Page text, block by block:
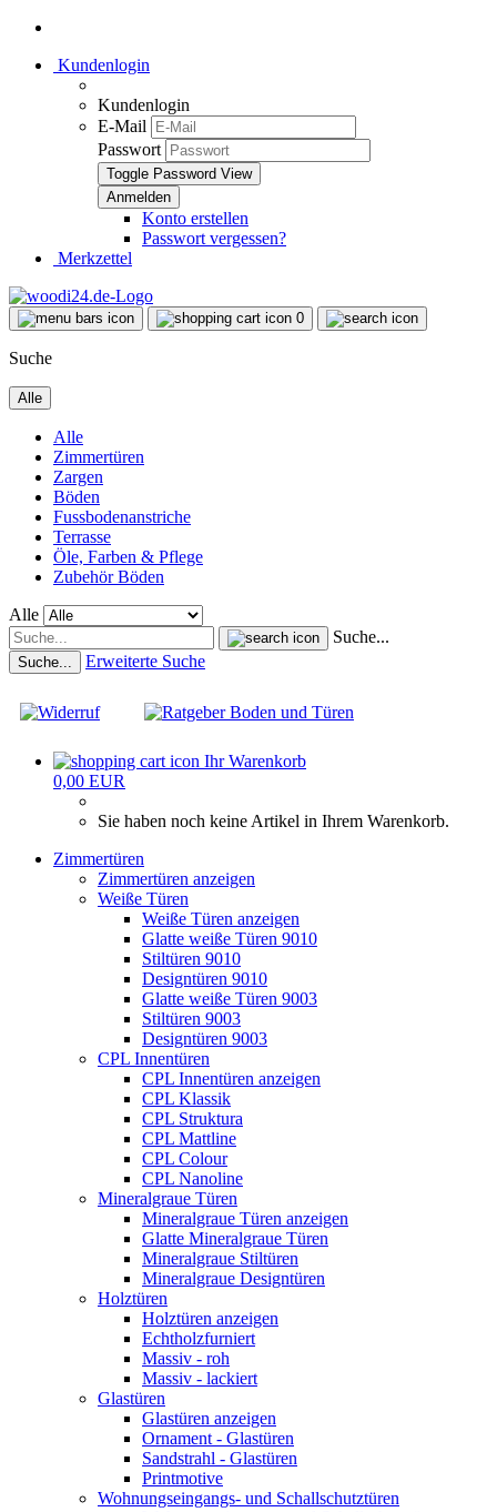
Kundenlogin
Kundenlogin
E-Mail
Passwort
Toggle Password View
Konto erstellen
Passwort vergessen?
Merkzettel
0
Suche
Alle
Alle
Zimmertüren
Zargen
Böden
Fussbodenanstriche
Terrasse
Öle, Farben & Pflege
Zubehör Böden
Alle
Suche...
Suche... Erweiterte Suche
Ihr Warenkorb
0,00 EUR
Sie haben noch keine Artikel in Ihrem Warenkorb.
Zimmertüren
Zimmertüren anzeigen
Weiße Türen
Weiße Türen anzeigen
Glatte weiße Türen 9010
Stiltüren 9010
Designtüren 9010
Glatte weiße Türen 9003
Stiltüren 9003
Designtüren 9003
CPL Innentüren
CPL Innentüren anzeigen
CPL Klassik
CPL Struktura
CPL Mattline
CPL Colour
CPL Nanoline
Mineralgraue Türen
Mineralgraue Türen anzeigen
Glatte Mineralgraue Türen
Mineralgraue Stiltüren
Mineralgraue Designtüren
Holztüren
Holztüren anzeigen
Echtholzfurniert
Massiv - roh
Massiv - lackiert
Glastüren
Glastüren anzeigen
Ornament - Glastüren
Sandstrahl - Glastüren
Printmotive
Wohnungseingangs- und Schallschutztüren